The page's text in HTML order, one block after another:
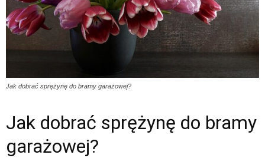
Jak dobrać sprężynę do bramy garażowej?
Jak dobrać sprężynę do bramy
garażowej?